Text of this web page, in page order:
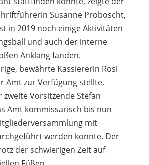
Susanne Proboscht,
in 2019 noch einige Aktivitäten
und auch der interne
Anklang fanden.
bewährte Kassiererin Rosi
Amt zur Verfügung stellte,
Vorsitzende Stefan
Amt kommissarisch bis nun
mit
werden konnte. Der
der schwierigen Zeit auf